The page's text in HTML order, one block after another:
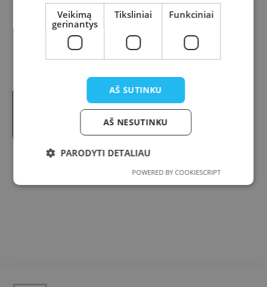
Veikimą
gerinantys
Tiksliniai Funkciniai
AŠ SUTINKU
AŠ NESUTINKU
PARODYTI DETALIAU
POWERED BY COOKIESCRIPT